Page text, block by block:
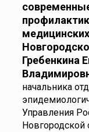
Гребенкина
начальника
Управления
Новгородской